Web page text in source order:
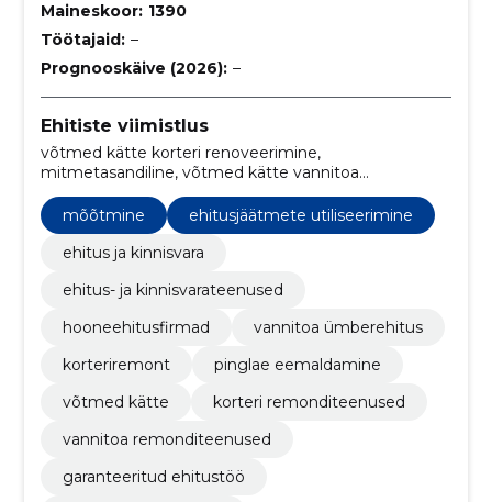
Maineskoor: 1390
Töötajaid: –
Prognooskäive (2026): –
Ehitiste viimistlus
võtmed kätte korteri renoveerimine,
mitmetasandiline, võtmed kätte vannitoa
renoveerimine, vannitoa ümberehitus, Korteriremont,
pinglae eemaldamine, võtmed kätte, korteri
remonditeenused, vannitoa remonditeenused,
garanteeritud ehitustöö
mõõtmine
ehitusjäätmete utiliseerimine
ehitus ja kinnisvara
ehitus- ja kinnisvarateenused
hooneehitusfirmad
vannitoa ümberehitus
korteriremont
pinglae eemaldamine
võtmed kätte
korteri remonditeenused
vannitoa remonditeenused
garanteeritud ehitustöö